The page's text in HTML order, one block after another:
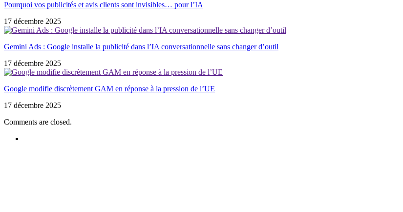
Pourquoi vos publicités et avis clients sont invisibles… pour l’IA
17 décembre 2025
Gemini Ads : Google installe la publicité dans l’IA conversationnelle sans changer d’outil
17 décembre 2025
Google modifie discrètement GAM en réponse à la pression de l’UE
17 décembre 2025
Comments are closed.